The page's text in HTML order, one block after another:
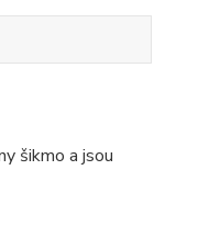
šikmo a jsou